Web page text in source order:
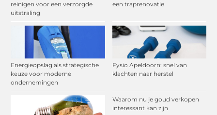
reinigen voor een verzorgde
uitstraling
een traprenovatie
Energieopslag als strategische
keuze voor moderne
ondernemingen
Fysio Apeldoorn: snel van
klachten naar herstel
Waarom nu je goud verkopen
interessant kan zijn